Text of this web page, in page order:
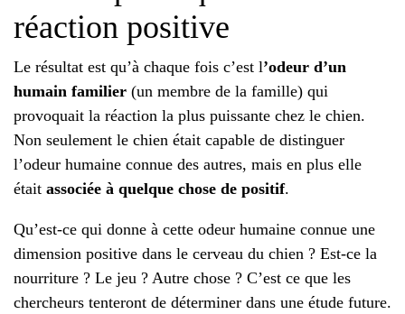
réaction positive
Le résultat est qu’à chaque fois c’est l’odeur d’un
humain familier (un membre de la famille) qui
provoquait la réaction la plus puissante chez le chien.
Non seulement le chien était capable de distinguer
l’odeur humaine connue des autres, mais en plus elle
était associée à quelque chose de positif.
Qu’est-ce qui donne à cette odeur humaine connue une
dimension positive dans le cerveau du chien ? Est-ce la
nourriture ? Le jeu ? Autre chose ? C’est ce que les
chercheurs tenteront de déterminer dans une étude future.